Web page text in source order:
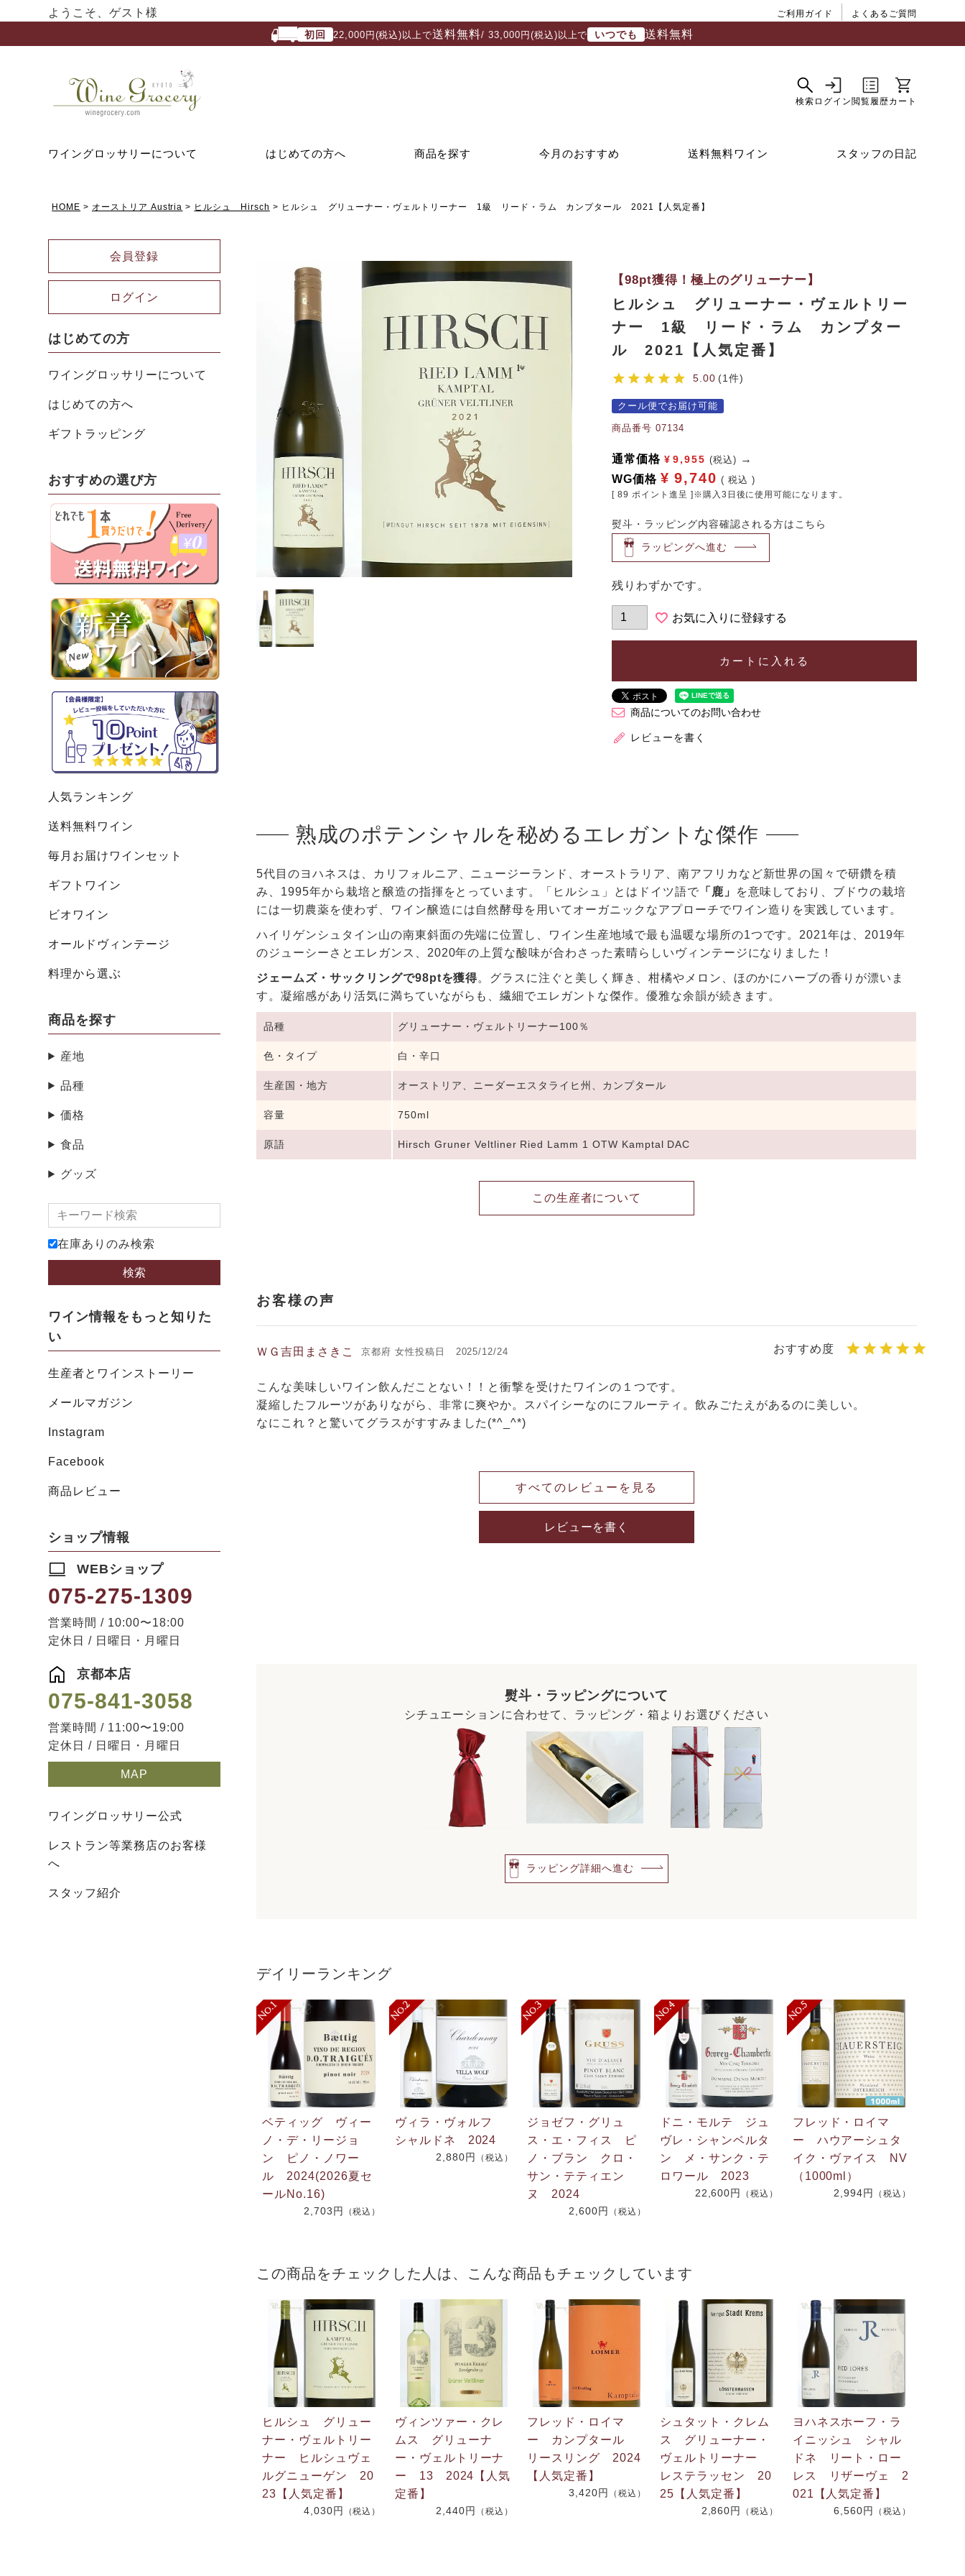
ようこそ、ゲスト様 ご利用ガイド よくあるご質問
初回 22,000円(税込)以上で送料無料/ 33,000円(税込)以上で いつでも 送料無料
ワイングロッサリーについて はじめての方へ 商品を探す 今月のおすすめ 送料無料ワイン スタッフの日記
HOME オーストリア Austria ヒルシュ Hirsch ヒルシュ グリューナー・ヴェルトリーナー 1級 リード・ラム カンプタール 2021【人気定番】
会員登録
ログイン
はじめての方
ワイングロッサリーについて
はじめての方へ
ギフトラッピング
おすすめの選び方
人気ランキング
送料無料ワイン
毎月お届けワインセット
ギフトワイン
ビオワイン
オールドヴィンテージ
料理から選ぶ
商品を探す
産地
品種
価格
食品
グッズ
在庫ありのみ検索
検索
ワイン情報をもっと知りた
い
生産者とワインストーリー
メールマガジン
Instagram
Facebook
商品レビュー
ショップ情報
WEBショップ
075-275-1309
営業時間 / 10:00〜18:00
定休日 / 日曜日・月曜日
京都本店
075-841-3058
営業時間 / 11:00〜19:00
定休日 / 日曜日・月曜日
MAP
ワイングロッサリー公式
レストラン等業務店のお客様
へ
スタッフ紹介
【98pt獲得！極上のグリューナー】
ヒルシュ グリューナー・ヴェルトリー
ナー 1級 リード・ラム カンプター
ル 2021【人気定番】
5.00 1
クール便でお届け可能
商品番号 07134
通常価格 ¥ 9,955 (税込)
WG価格 ¥ 9,740 税込
[ 89 ポイント進呈 ]※購入3日後に使用可能になります。
熨斗・ラッピング内容確認される方はこちら
ラッピングへ進む
残りわずかです。
お気に入りに登録する
カートに入れる
商品についてのお問い合わせ
レビューを書く
熟成のポテンシャルを秘めるエレガントな傑作
5代目のヨハネスは、カリフォルニア、ニュージーランド、オーストラリア、南アフリカなど新世界の国々で研鑽を積
み、1995年から栽培と醸造の指揮をとっています。「ヒルシュ」とはドイツ語で 「鹿」
を意味しており、ブドウの栽培
には一切農薬を使わず、ワイン醸造には自然酵母を用いてオーガニックなアプローチでワイン造りを実践しています。
ハイリゲンシュタイン山の南東斜面の先端に位置し、ワイン生産地域で最も温暖な場所の1つです。2021年は、2019年
のジューシーさとエレガンス、2020年の上質な酸味が合わさった素晴らしいヴィンテージになりました！
ジェームズ・サックリングで98ptを獲得。グラスに注ぐと美しく輝き、柑橘やメロン、ほのかにハーブの香りが漂いま
す。凝縮感があり活気に満ちていながらも、繊細でエレガントな傑作。優雅な余韻が続きます。
品種 グリューナー・ヴェルトリーナー100％
色・タイプ 白・辛口
生産国・地方 オーストリア、ニーダーエスタライヒ州、カンプタール
容量 750ml
原語 Hirsch Gruner Veltliner Ried Lamm 1 OTW Kamptal DAC
この生産者について
ＷＧ吉田まさきこ 京都府 女性投稿日 2025/12/24
こんな美味しいワイン飲んだことない！！と衝撃を受けたワインの１つです。
凝縮したフルーツがありながら、非常に爽やか。スパイシーなのにフルーティ。飲みごたえがあるのに美しい。
なにこれ？と驚いてグラスがすすみました(*^_^*)
すべてのレビューを見る
レビューを書く
熨斗・ラッピングについて
シチュエーションに合わせて、ラッピング・箱よりお選びください
ラッピング詳細へ進む
デイリーランキング
ベティッグ ヴィー
ノ・デ・リージョ
ン ピノ・ノワー
ル 2024(2026夏セ
ールNo.16)
2,703円 （税込）
ヴィラ・ヴォルフ
シャルドネ 2024
2,880円 （税込）
ジョゼフ・グリュ
ス・エ・フィス ピ
ノ・ブラン クロ・
サン・テティエン
ヌ 2024
2,600円 （税込）
ドニ・モルテ ジュ
ヴレ・シャンベルタ
ン メ・サンク・テ
ロワール 2023
22,600円 （税込）
フレッド・ロイマ
ー ハウアーシュタ
イク・ヴァイス NV
（1000ml）
2,994円 （税込）
この商品をチェックした人は、こんな商品もチェックしています
ヒルシュ グリュー
ナー・ヴェルトリー
ナー ヒルシュヴェ
ルグニューゲン 20
23【人気定番】
4,030円 （税込）
ヴィンツァー・クレ
ムス グリューナ
ー・ヴェルトリーナ
ー 13 2024【人気
定番】
2,440円 （税込）
フレッド・ロイマ
ー カンプタール
リースリング 2024
【人気定番】
3,420円 （税込）
シュタット・クレム
ス グリューナー・
ヴェルトリーナー
レステラッセン 20
25【人気定番】
2,860円 （税込）
ヨハネスホーフ・ラ
イニッシュ シャル
ドネ リート・ロー
レス リザーヴェ 2
021【人気定番】
6,560円 （税込）